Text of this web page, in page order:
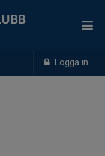
Logga in